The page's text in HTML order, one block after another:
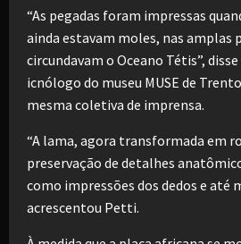
“As pegadas foram impressas
ainda estavam moles, nas amplas
circundavam o Oceano Tétis”,
icnólogo do museu MUSE de
mesma coletiva de imprensa.
“A lama, agora transformada em
preservação de detalhes
como impressões dos dedos e até
acrescentou Petti.